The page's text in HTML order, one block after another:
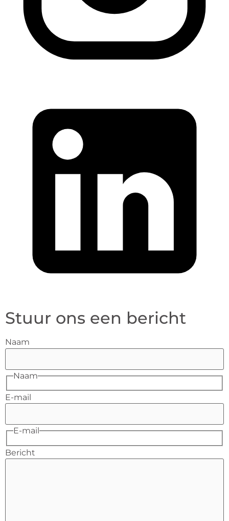
Stuur ons een bericht
Naam
Naam
E-mail
E-mail
Bericht